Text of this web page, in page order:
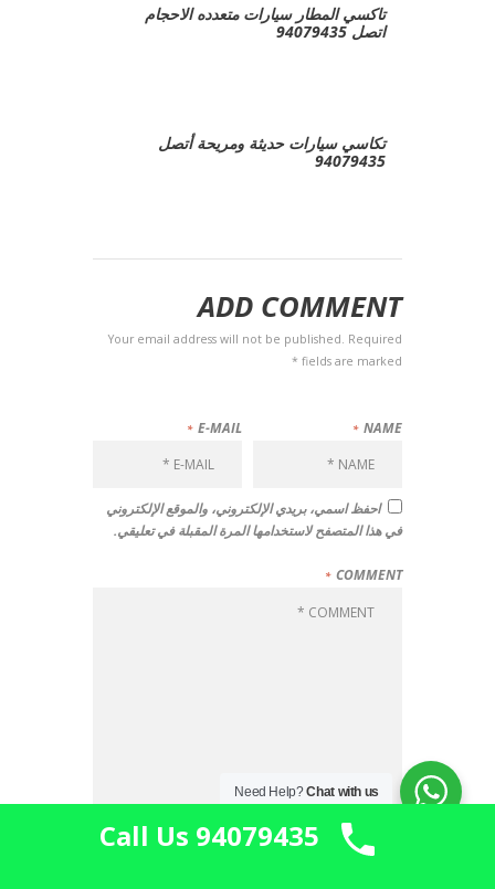
تاكسي المطار سيارات متعدده الاحجام
اتصل 94079435
تكاسي سيارات حديثة ومريحة أتصل
94079435
ADD COMMENT
Your email address will not be published. Required
fields are marked *
NAME
E-MAIL
احفظ اسمي، بريدي الإلكتروني، والموقع الإلكتروني
في هذا المتصفح لاستخدامها المرة المقبلة في تعليقي.
COMMENT
Call Us 94079435
Need Help?Chat with us